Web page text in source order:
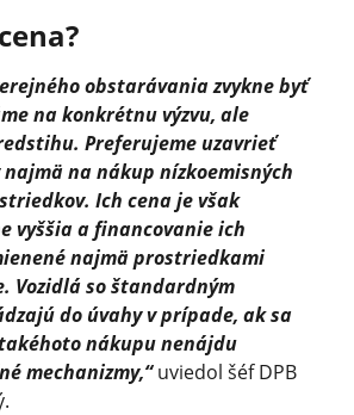
obstarávania zvykne byť
na konkrétnu výzvu, ale
Preferujeme uzavrieť
najmä na nákup nízkoemisných
Ich cena je však
vyššia a financovanie ich
najmä prostriedkami
Vozidlá so štandardným
do úvahy v prípade, ak sa
nákupu nenájdu
mechanizmy,“uviedol šéf DPB